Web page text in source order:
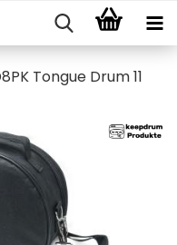
Tongue Drum 11